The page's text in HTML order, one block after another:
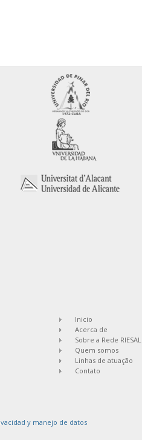
Inicio
Acerca de
Sobre a Rede RIESAL
Quem somos
Linhas de atuação
Contato
y manejo de datos